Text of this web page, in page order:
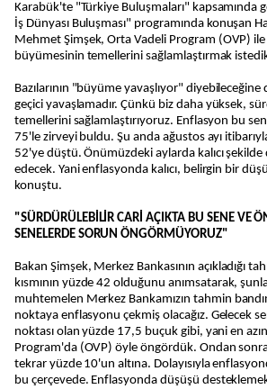
Karabük'te "Türkiye Buluşmaları" kapsamında
İş Dünyası Buluşması" programında konuşan
Mehmet Şimşek, Orta Vadeli Program (OVP)
büyümesinin temellerini sağlamlaştırmak
Bazılarının "büyüme yavaşlıyor"
geçici yavaşlamadır. Çünkü biz daha yüksek,
temellerini sağlamlaştırıyoruz. Enflasyon bu
75'le zirveyi buldu. Şu anda ağustos ayı
52'ye düştü. Önümüzdeki aylarda kalıcı
edecek. Yani enflasyonda kalıcı, belirgin bir
konuştu.
"SÜRDÜRÜLEBİLİR CARİ AÇIKTA BU SENE VE
SENELERDE SORUN ÖNGÖRMÜYORUZ"
Bakan Şimşek, Merkez Bankasının açıkladığı
kısmının yüzde 42 olduğunu anımsatarak,
muhtemelen Merkez Bankamızın tahmin
noktaya enflasyonu çekmiş olacağız. Gelecek
noktası olan yüzde 17,5 buçuk gibi, yani en
Program'da (OVP) öyle öngördük. Ondan
tekrar yüzde 10'un altına. Dolayısıyla
bu çerçevede. Enflasyonda düşüşü